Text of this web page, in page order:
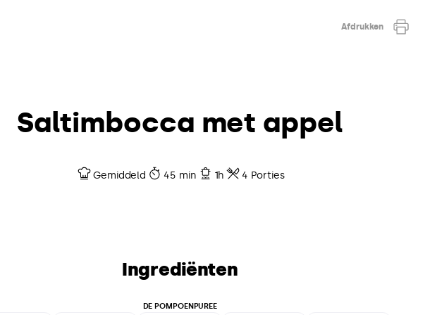
Afdrukken
Saltimbocca met appel
Gemiddeld 45 min 1h 4 Porties
Ingrediënten
DE POMPOENPUREE